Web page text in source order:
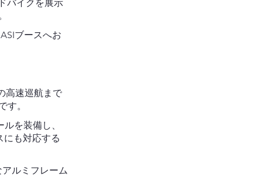
バイクを展示
ブースへお
高速巡航まで
す。
を装備し、
にも対応する
ルミフレーム